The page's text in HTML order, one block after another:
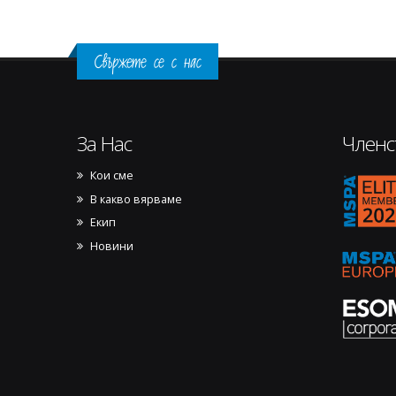
Свържете се с нас
За Нас
Кои сме
В какво вярваме
Екип
Новини